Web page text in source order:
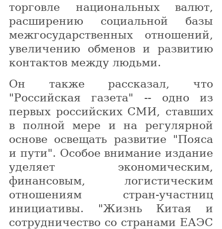
торговле национальных валют,
расширению социальной базы
межгосударственных отношений,
увеличению обменов и развитию
контактов между людьми.
Он также рассказал, что
"Российская газета" -- одно из
первых российских СМИ, ставших
в полной мере и на регулярной
основе освещать развитие "Пояса
и пути". Особое внимание издание
уделяет экономическим,
финансовым, логистическим
отношениям стран-участниц
инициативы. "Жизнь Китая и
сотрудничество со странами ЕАЭС